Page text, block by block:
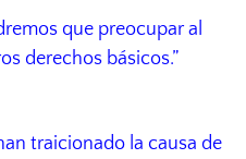
que preocupar al
derechos básicos.”
traicionado la causa de